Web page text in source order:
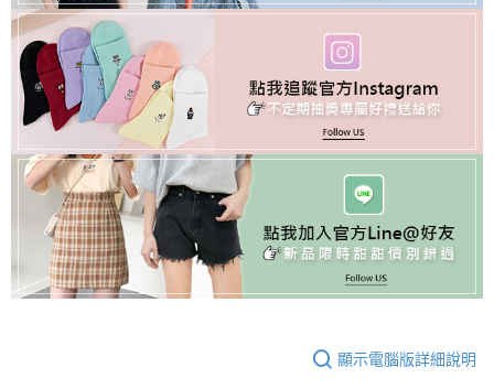
顯示電腦版詳細說明